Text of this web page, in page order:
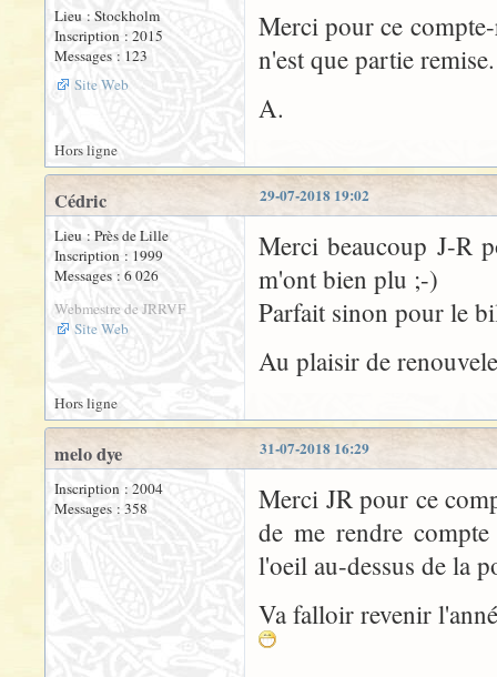
Lieu : Stockholm
Inscription : 2015
Messages : 123
Site Web
Merci pour ce
n'est que partie remise.
A.
Hors ligne
29-07-2018 19:02
Cédric
Lieu : Près de Lille
Inscription : 1999
Messages : 6 026
Webmestre de JRRVF
Site Web
Merci beaucoup J-R
m'ont bien plu ;-)
Parfait sinon pour le
Au plaisir de
Hors ligne
31-07-2018 16:29
melo dye
Inscription : 2004
Messages : 358
Merci JR pour ce
de me rendre
l'oeil au-dessus de la
Va falloir revenir